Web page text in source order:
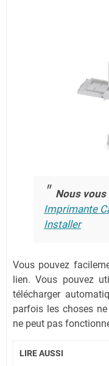
Nous
Imprimante
Installer
Vous pouvez
lien.Vous pouvez
télécharger
parfois les choses
ne peut pas
LIRE AUSSI